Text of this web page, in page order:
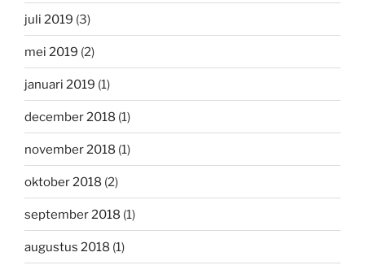
juli 2019 (3)
mei 2019 (2)
januari 2019 (1)
december 2018 (1)
november 2018 (1)
oktober 2018 (2)
september 2018 (1)
augustus 2018 (1)